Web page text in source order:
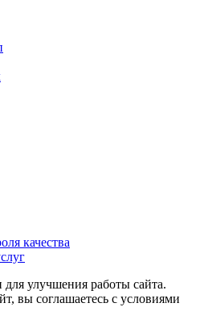
качества
улучшения работы сайта.
вы соглашаетесь с условиями